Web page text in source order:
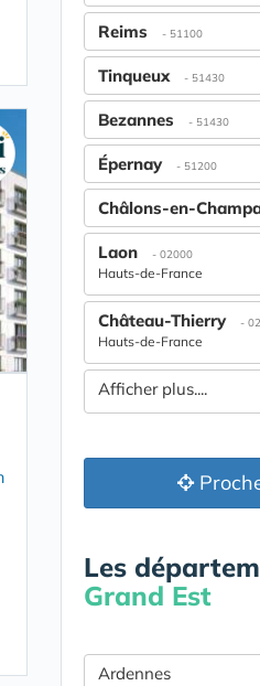
Reims - 51100
Tinqueux - 51430
Bezannes - 51430
Épernay - 51200
Châlons-en-
Laon - 02000
Hauts-de-France
Château-Thierry -
Hauts-de-France
Afficher plus....
Les
Grand Est
Ardennes